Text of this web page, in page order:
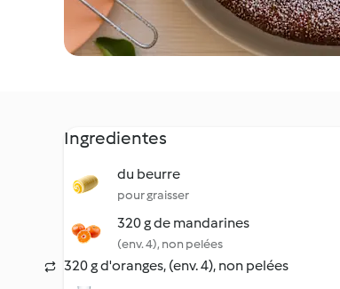
Ingredientes
du beurre
pour graisser
320 g de mandarines
(env. 4), non pelées
320 g d'oranges, (env. 4), non pelées